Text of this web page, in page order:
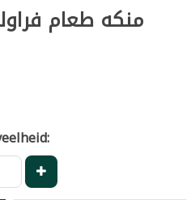
منكه طعام فراولة